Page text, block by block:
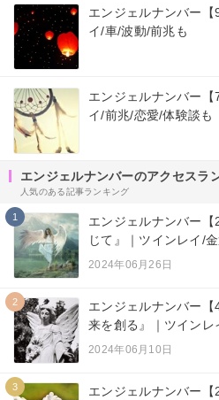
エンジェルナンバー
イ/車/波動/前兆も
エンジェルナンバー
イ/前兆/恋愛/体験談も
エンジェルナンバーのアクセスラ
人気のある記事ランキング
1
エンジェルナンバー
じて』｜ツインレイ/
2024年06月26日
2
エンジェルナンバー
来を創る』｜ツインレ
2024年06月10日
3
エンジェルナンバー